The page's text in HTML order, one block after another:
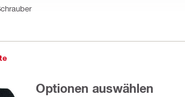
Optionen auswählen